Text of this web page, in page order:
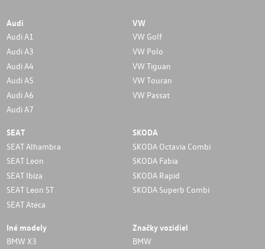
Audi
Audi A1
Audi A3
Audi A4
Audi A5
Audi A6
Audi A7
VW
VW Golf
VW Polo
VW Tiguan
VW Touran
VW Passat
SEAT
SEAT Alhambra
SEAT Leon
SEAT Ibiza
SEAT Leon ST
SEAT Ateca
SKODA
SKODA Octavia Combi
SKODA Fabia
SKODA Rapid
SKODA Superb Combi
Iné modely
BMW X3
Značky vozidiel
BMW